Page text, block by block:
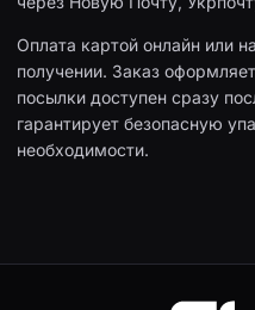
Оплата картой онлайн или
получении. Заказ
посылки доступен сразу
гарантирует безопасную
необходимости.